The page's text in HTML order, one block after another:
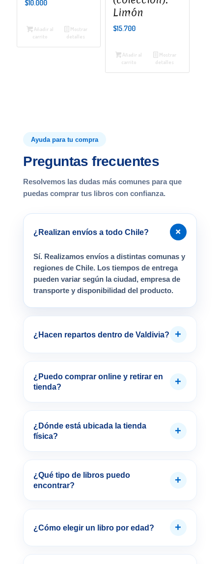
$10.000
Añadir al
carrito
Mostrar
detalles
Limón
$15.700
Añadir al
carrito
Mostrar
detalles
Ayuda para tu compra
Preguntas frecuentes
Resolvemos las dudas más comunes para que
puedas comprar tus libros con confianza.
¿Realizan envíos a todo Chile? +
Sí. Realizamos envíos a distintas comunas y
regiones de Chile. Los tiempos de entrega
pueden variar según la ciudad, empresa de
transporte y disponibilidad del producto.
¿Hacen repartos dentro de Valdivia? +
¿Puedo comprar online y retirar en
tienda?
+
¿Dónde está ubicada la tienda
física?
+
¿Qué tipo de libros puedo
encontrar?
+
¿Cómo elegir un libro por edad? +